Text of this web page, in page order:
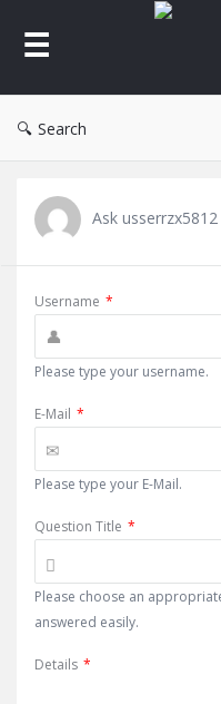
Reina
Search
Ask
Username *
Please type your username.
E-Mail *
Please type your E-Mail.
Question Title *
Please choose an
answered easily.
Details *